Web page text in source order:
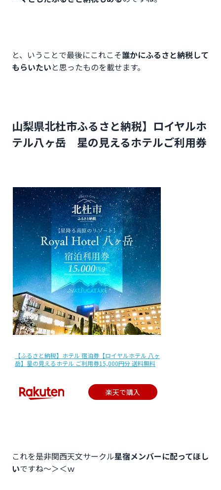
と、いうことで最後にこれこそ誰かにふるさと納税して
もらいたいと思ったものを載せます。
山梨県北杜市ふるさと納税】ロイヤルホ
テル八ヶ岳 星の見えるホテルご利用券
【ふるさと納税】ホテル 宿泊券【ロイヤルホテル 八ヶ
岳】星の見えるホテル ご利用券15,000円分 送料無料
楽天で購入
これを是非関西天文サークル星宿メンバーに配ってほし
いですね～＞＜ｗ